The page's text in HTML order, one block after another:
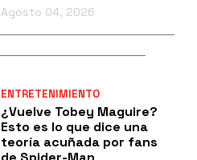
Agosto 04, 2026
ENTRETENIMIENTO
¿Vuelve Tobey Maguire?
Esto es lo que dice una
teoría acuñada por fans